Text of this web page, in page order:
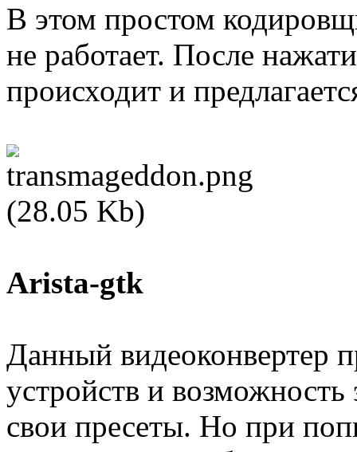
В этом простом
не работает. После
происходит и
Arista-gtk
Данный видеоконвертер
устройств и возможность
свои пресеты. Но при